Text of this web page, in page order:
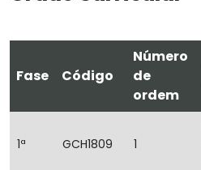
Fase Código
Número
de
ordem
1ª GCH1809 1